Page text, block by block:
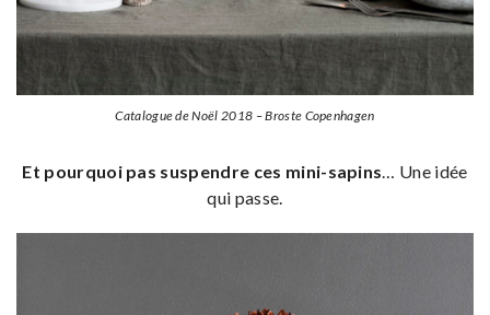
Catalogue de Noël 2018 – Broste Copenhagen
Et pourquoi pas suspendre ces mini-sapins … Une idée
qui passe.